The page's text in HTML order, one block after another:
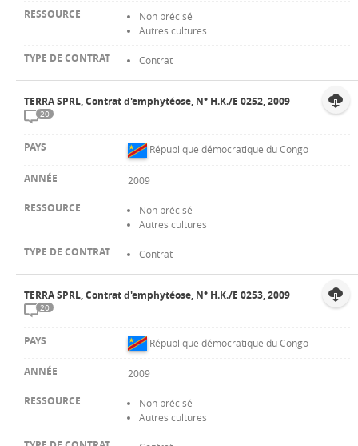
Non précisé
Autres cultures
Contrat
TERRA SPRL, Contrat d'emphytéose, N° H.K./E 0252, 2009
20
République démocratique du Congo
2009
Non précisé
Autres cultures
Contrat
TERRA SPRL, Contrat d'emphytéose, N° H.K./E 0253, 2009
20
République démocratique du Congo
2009
Non précisé
Autres cultures